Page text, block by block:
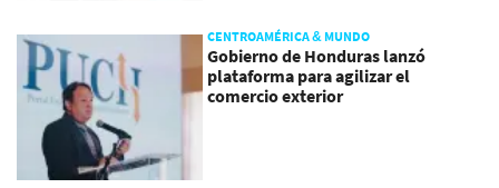
CENTROAMÉRICA & MUNDO
Gobierno de Honduras lanzó
plataforma para agilizar el
comercio exterior